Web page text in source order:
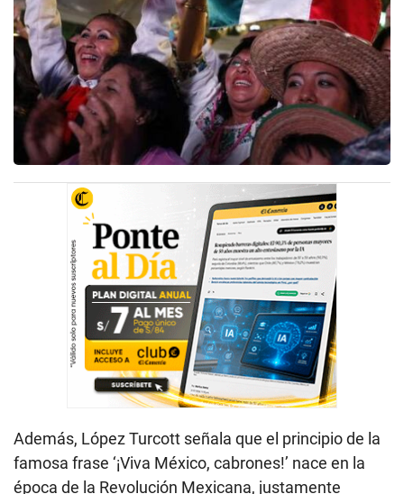
Además, López Turcott señala que el principio de la
famosa frase ‘¡Viva México, cabrones!’ nace en la
época de la Revolución Mexicana, justamente